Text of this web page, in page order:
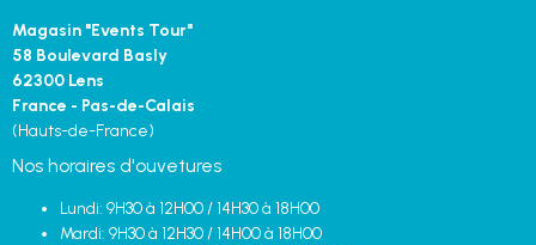
Magasin "Events Tour"
58 Boulevard Basly
62300 Lens
France - Pas-de-Calais
(Hauts-de-France)
Nos horaires d'ouvetures
Lundi: 9H30 à 12H00 / 14H30 à 18H00
Mardi: 9H30 à 12H30 / 14H00 à 18H00